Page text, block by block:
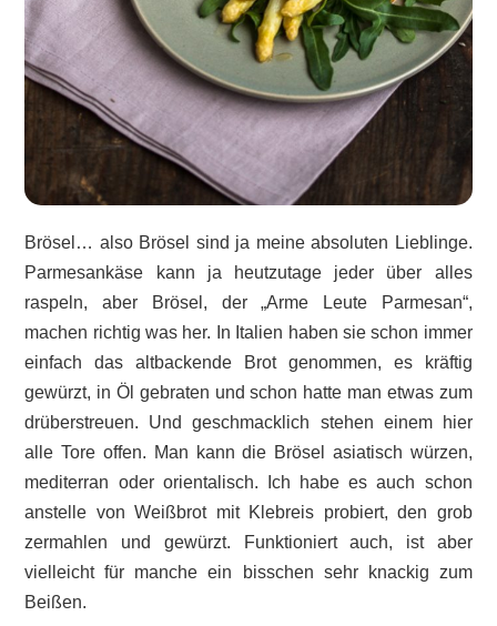
Brösel… also Brösel sind ja meine absoluten Lieblinge.
Parmesankäse kann ja heutzutage jeder über alles
raspeln, aber Brösel, der „Arme Leute Parmesan“,
machen richtig was her. In Italien haben sie schon immer
einfach das altbackende Brot genommen, es kräftig
gewürzt, in Öl gebraten und schon hatte man etwas zum
drüberstreuen. Und geschmacklich stehen einem hier
alle Tore offen. Man kann die Brösel asiatisch würzen,
mediterran oder orientalisch. Ich habe es auch schon
anstelle von Weißbrot mit Klebreis probiert, den grob
zermahlen und gewürzt. Funktioniert auch, ist aber
vielleicht für manche ein bisschen sehr knackig zum
Beißen.